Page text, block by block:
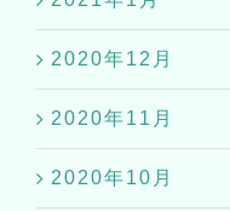
2020年12月
2020年11月
2020年10月